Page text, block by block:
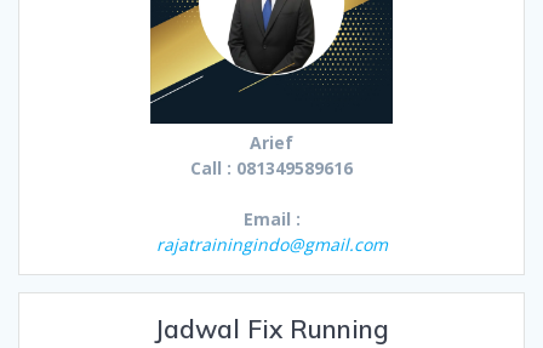
Arief
Call : 081349589616
Email :
rajatrainingindo@gmail.com
Jadwal Fix Running